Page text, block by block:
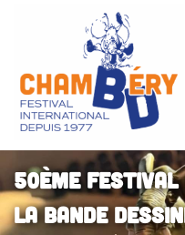
au
contenu
50ème
la Bande